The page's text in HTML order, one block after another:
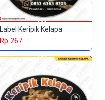
Label Keripik Kelapa
Rp 267